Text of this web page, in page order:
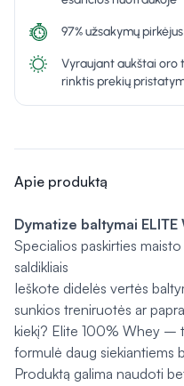
97% užsakymų
Vyraujant aukštai oro
rinktis prekių
Apie produktą
Dymatize baltymai ELITE
Specialios paskirties
saldikliais
Ieškote didelės vertės
sunkios treniruotės ar
kiekį? Elite 100% Whey –
formulė daug siekiantiems
Produktą galima naudoti